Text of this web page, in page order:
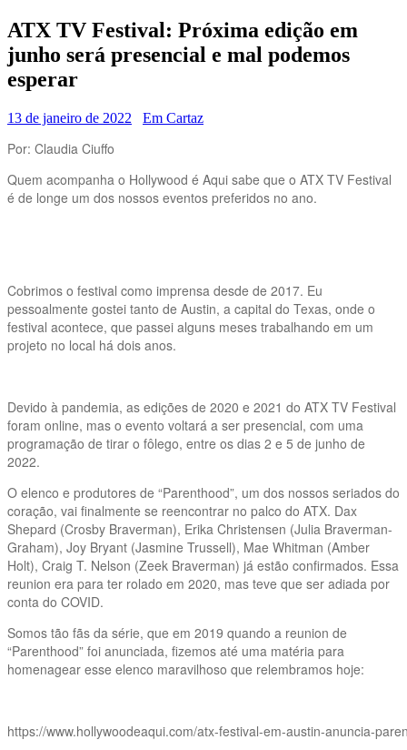
ATX TV Festival: Próxima edição em
junho será presencial e mal podemos
esperar
13 de janeiro de 2022 Em Cartaz
Por: Claudia Ciuffo
Quem acompanha o Hollywood é Aqui sabe que o ATX TV Festival
é de longe um dos nossos eventos preferidos no ano.
Cobrimos o festival como imprensa desde de 2017. Eu
pessoalmente gostei tanto de Austin, a capital do Texas, onde o
festival acontece, que passei alguns meses trabalhando em um
projeto no local há dois anos.
Devido à pandemia, as edições de 2020 e 2021 do ATX TV Festival
foram online, mas o evento voltará a ser presencial, com uma
programação de tirar o fôlego, entre os dias 2 e 5 de junho de
2022.
O elenco e produtores de “Parenthood”, um dos nossos seriados do
coração, vai finalmente se reencontrar no palco do ATX. Dax
Shepard (Crosby Braverman), Erika Christensen (Julia Braverman-
Graham), Joy Bryant (Jasmine Trussell), Mae Whitman (Amber
Holt), Craig T. Nelson (Zeek Braverman) já estão confirmados. Essa
reunion era para ter rolado em 2020, mas teve que ser adiada por
conta do COVID.
Somos tão fãs da série, que em 2019 quando a reunion de
“Parenthood” foi anunciada, fizemos até uma matéria para
homenagear esse elenco maravilhoso que relembramos hoje:
https://www.hollywoodeaqui.com/atx-festival-em-austin-anuncia-